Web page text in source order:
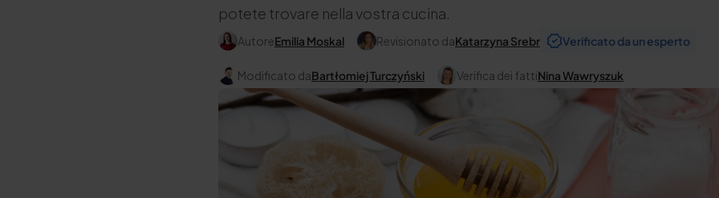
potete trovare nella vostra cucina.
AutoreEmilia Moskal Revisionato daKatarzyna Srebr Verificato da un esperto
Modificato daBartłomiej Turczyński Verifica dei fattiNina Wawryszuk